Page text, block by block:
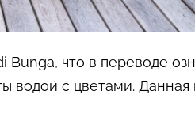
Bunga, что в переводе
водой с цветами.